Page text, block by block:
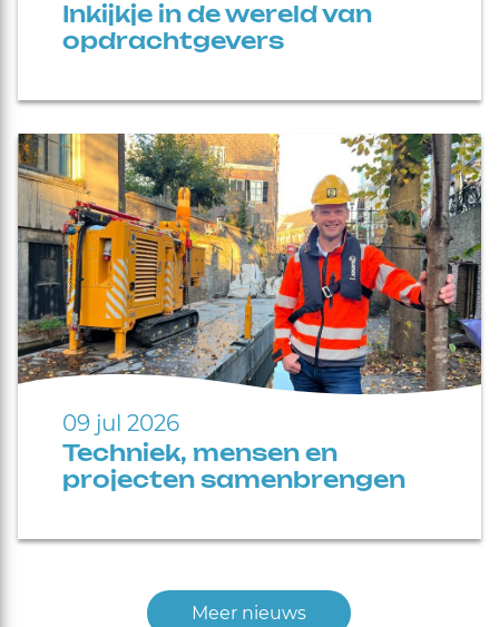
Inkijkje in de wereld van
opdrachtgevers
09 jul 2026
Techniek, mensen en
projecten samenbrengen
Meer nieuws